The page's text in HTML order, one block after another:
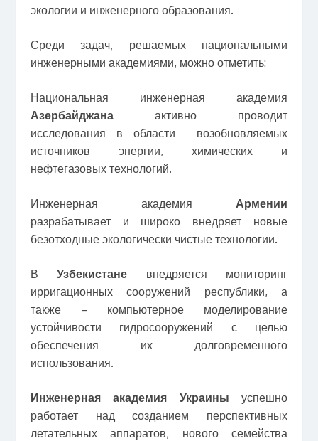
экологии и инженерного образования.
Среди задач, решаемых национальными
инженерными академиями, можно отметить:
Национальная инженерная академия
Азербайджана активно проводит
исследования в области возобновляемых
источников энергии, химических и
нефтегазовых технологий.
Инженерная академия Армении
разрабатывает и широко внедряет новые
безотходные экологически чистые технологии.
ВУзбекистане внедряется мониторинг
ирригационных сооружений республики, а
также – компьютерное моделирование
устойчивости гидросооружений с целью
обеспечения их долговременного
использования.
Инженерная академия Украины успешно
работает над созданием перспективных
летательных аппаратов, нового семейства